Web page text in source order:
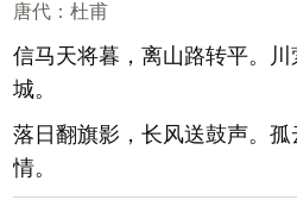
唐代 ： 杜甫
信马天将暮，离山路转平。川
城。
落日翻旗影，长风送鼓声。
情。